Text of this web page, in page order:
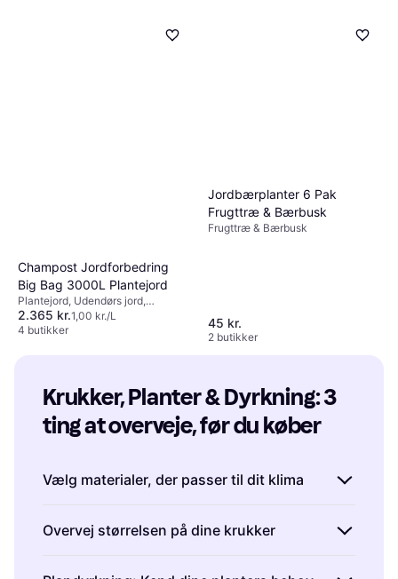
Champost Jordforbedring
Big Bag 3000L Plantejord
Plantejord, Udendørs jord,
Modvirker ukrudt, Naturgødning
2.365 kr.1,00 kr./L
4 butikker
Jordbærplanter 6 Pak
Frugttræ & Bærbusk
Frugttræ & Bærbusk
45 kr.
2 butikker
Krukker, Planter & Dyrkning: 3
ting at overveje, før du køber
Vælg materialer, der passer til dit klima
kan modstå de klimatiske forhold i din have.
Hvis du bor et sted med meget regn, bør du
Overvej størrelsen på dine krukker